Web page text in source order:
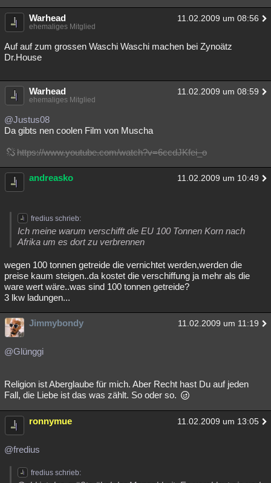
Warhead 11.02.2009 um 08:56
ehemaliges Mitglied
Auf auf zum grossen Waschi Waschi machen bei Zynoätz
Dr.House
Warhead 11.02.2009 um 08:59
ehemaliges Mitglied
@Justus08
Da gibts nen coolen Film von Muscha
https://www.youtube.com/watch?v=6ccdJKfei_o
andreasko 11.02.2009 um 10:49
fredius schrieb:
Ich meine warum verschifft die EU 100 Tonnen Korn nach
Afrika um es dort zu verbrennen
wegen 100 tonnen getreide die vernichtet werden,werden die
preise kaum steigen..da kostet die verschiffung ja mehr als die
ware wert wäre..was sind 100 tonnen getreide?
3 lkw ladungen...
Jimmybondy 11.02.2009 um 11:19
@Glünggi
Religion ist Aberglaube für mich. Aber Recht hast Du auf jeden
Fall, die Liebe ist das was zählt. So oder so.
ronnymue 11.02.2009 um 13:05
@fredius
fredius schrieb: